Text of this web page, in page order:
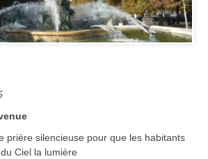
prière silencieuse pour que les habitants
Ciel la lumière